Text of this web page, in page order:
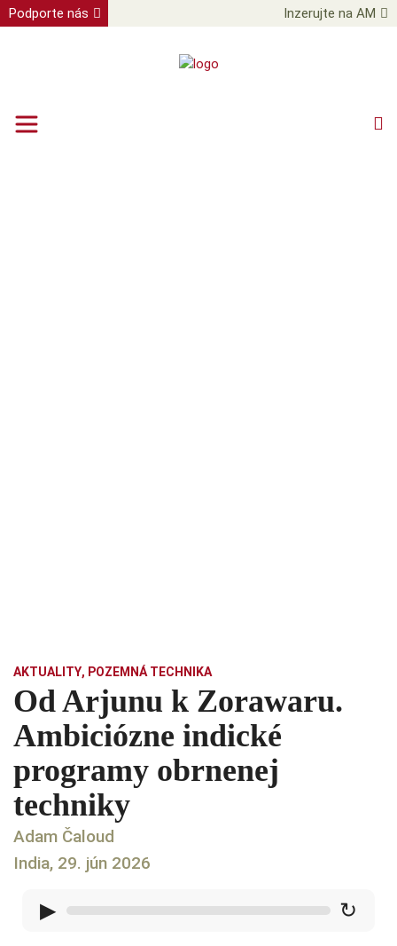
Podporte nás Inzerujte na AM
AKTUALITY, POZEMNÁ TECHNIKA
Od Arjunu k Zorawaru.
Ambiciózne indické
programy obrnenej
techniky
Adam Čaloud
India, 29. jún 2026
▶ ↻